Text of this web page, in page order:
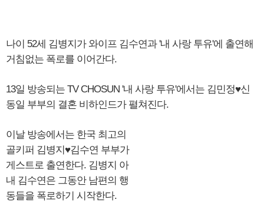
나이 52세 김병지가 와이프 김수연과 '내 사랑 투유'에 출연해
거침없는 폭로를 이어간다.
13일 방송되는 TV CHOSUN '내 사랑 투유'에서는 김민정♥신
동일 부부의 결혼 비하인드가 펼쳐진다.
이날 방송에서는 한국 최고의
골키퍼 김병지♥김수연 부부가
게스트로 출연한다. 김병지 아
내 김수연은 그동안 남편의 행
동들을 폭로하기 시작한다.